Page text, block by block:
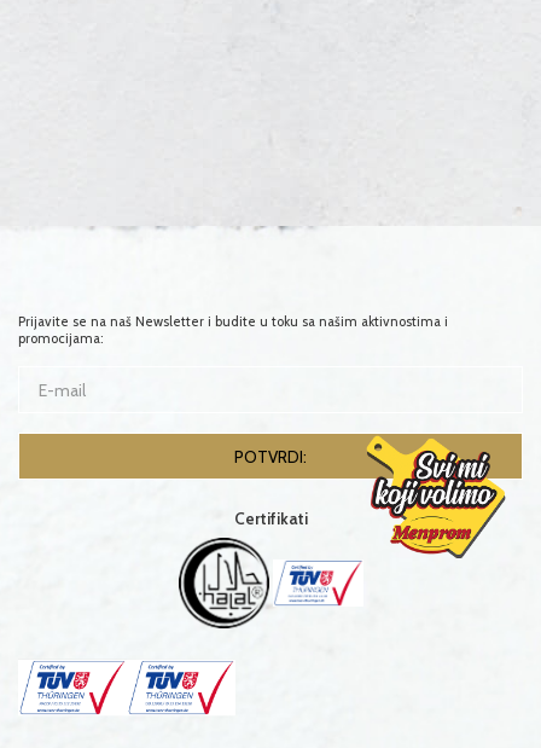
Prijavite se na naš Newsletter i budite u toku sa našim aktivnostima i
promocijama:
Certifikati